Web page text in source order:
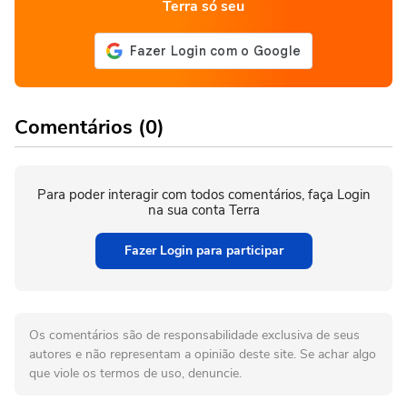
Terra só seu
Comentários (0)
Para poder interagir com todos comentários, faça Login
na sua conta Terra
Fazer Login para participar
Os comentários são de responsabilidade exclusiva de seus
autores e não representam a opinião deste site. Se achar algo
que viole os termos de uso, denuncie.